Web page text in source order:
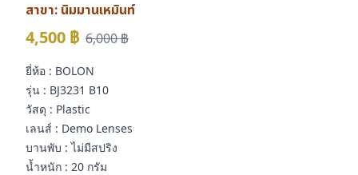
สาขา: นิมมานเหมินท์
4,500 ฿ 6,000฿
ยี่ห้อ : BOLON
รุ่น : BJ3231 B10
วัสดุ : Plastic
เลนส์ : Demo Lenses
บานพับ : ไม่มีสปริง
น้ำหนัก : 20 กรัม